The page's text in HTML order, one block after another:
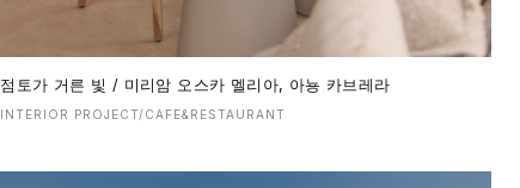
점토가 거른 빛 / 미리암 오스카 멜리아, 아뇽 카브레라
INTERIOR PROJECT/CAFE&RESTAURANT